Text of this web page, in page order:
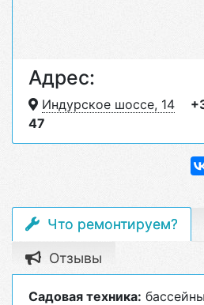
Адрес:
Индурское шоссе, 14
47
Что ремонтируем?
Отзывы
Садовая техника: